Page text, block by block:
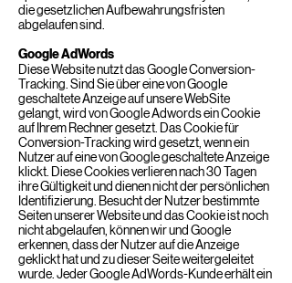
die gesetzlichen Aufbewahrungsfristen
abgelaufen sind.
Google AdWords
Diese Website nutzt das Google Conversion-
Tracking. Sind Sie über eine von Google
geschaltete Anzeige auf unsere WebSite
gelangt, wird von Google Adwords ein Cookie
auf Ihrem Rechner gesetzt. Das Cookie für
Conversion-Tracking wird gesetzt, wenn ein
Nutzer auf eine von Google geschaltete Anzeige
klickt. Diese Cookies verlieren nach 30 Tagen
ihre Gültigkeit und dienen nicht der persönlichen
Identifizierung. Besucht der Nutzer bestimmte
Seiten unserer Website und das Cookie ist noch
nicht abgelaufen, können wir und Google
erkennen, dass der Nutzer auf die Anzeige
geklickt hat und zu dieser Seite weitergeleitet
wurde. Jeder Google AdWords-Kunde erhält ein